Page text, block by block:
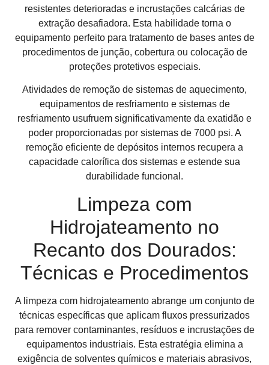
resistentes deterioradas e incrustações calcárias de
extração desafiadora. Esta habilidade torna o
equipamento perfeito para tratamento de bases antes de
procedimentos de junção, cobertura ou colocação de
proteções protetivos especiais.
Atividades de remoção de sistemas de aquecimento,
equipamentos de resfriamento e sistemas de
resfriamento usufruem significativamente da exatidão e
poder proporcionadas por sistemas de 7000 psi. A
remoção eficiente de depósitos internos recupera a
capacidade calorífica dos sistemas e estende sua
durabilidade funcional.
Limpeza com
Hidrojateamento no
Recanto dos Dourados:
Técnicas e Procedimentos
A limpeza com hidrojateamento abrange um conjunto de
técnicas específicas que aplicam fluxos pressurizados
para remover contaminantes, resíduos e incrustações de
equipamentos industriais. Esta estratégia elimina a
exigência de solventes químicos e materiais abrasivos,